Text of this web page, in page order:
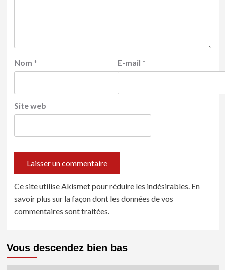
Nom * E-mail *
Site web
Ce site utilise Akismet pour réduire les indésirables. En
savoir plus sur la façon dont les données de vos
commentaires sont traitées.
Vous descendez bien bas